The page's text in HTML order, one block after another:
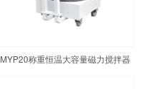
MYP20称重恒温大容量磁力搅拌器